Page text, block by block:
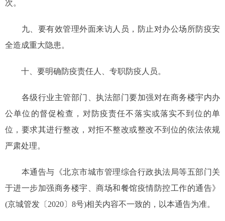
次。
九、要有效管理外面来访人员，防止对办公场所防疫安
全造成重大隐患。
十、要明确防疫责任人、专职防疫人员。
各级行业主管部门、执法部门要加强对在商务楼宇内办
公单位的督促检查，对防疫责任不落实或落实不到位的单
位，要求其进行整改，对拒不整改或整改不到位的依法依规
严肃处理。
本通告与《北京市城市管理综合行政执法局等五部门关
于进一步加强商务楼宇、商场和餐馆疫情防控工作的通告》
(京城管发〔2020〕8号)相关内容不一致的，以本通告为准。